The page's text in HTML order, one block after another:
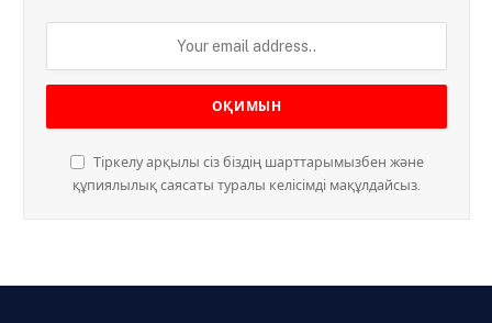
Тіркелу арқылы сіз біздің шарттарымызбен және
құпиялылық саясаты туралы келісімді мақұлдайсыз.